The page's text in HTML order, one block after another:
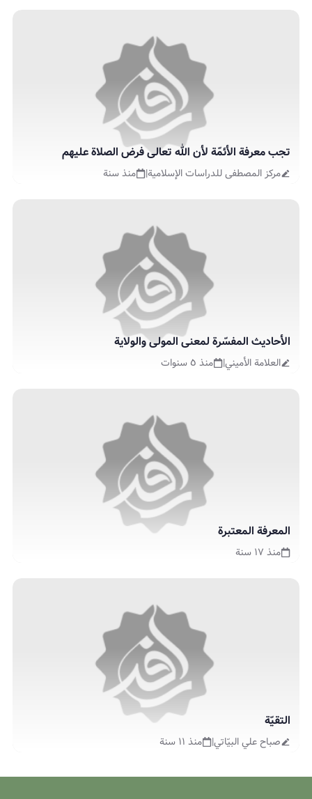
تجب معرفة الأئمّة لأن الله تعالى فرض الصلاة عليهم
مركز المصطفى للدراسات الإسلامية| منذ سنة
الأحاديث المفسّرة لمعنى المولى والولاية
العلامة الأميني| منذ ٥ سنوات
المعرفة المعتبرة
منذ ١٧ سنة
التقيّة
صباح علي البيّاتي| منذ ١١ سنة